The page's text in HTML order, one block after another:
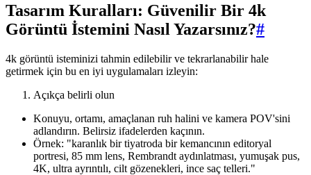
Tasarım Kuralları: Güvenilir Bir 4k
Görüntü İstemini Nasıl Yazarsınız?#
4k görüntü isteminizi tahmin edilebilir ve tekrarlanabilir hale
getirmek için bu en iyi uygulamaları izleyin:
Açıkça belirli olun
Konuyu, ortamı, amaçlanan ruh halini ve kamera POV'sini
adlandırın. Belirsiz ifadelerden kaçının.
Örnek: "karanlık bir tiyatroda bir kemancının editoryal
portresi, 85 mm lens, Rembrandt aydınlatması, yumuşak pus,
4K, ultra ayrıntılı, cilt gözenekleri, ince saç telleri."